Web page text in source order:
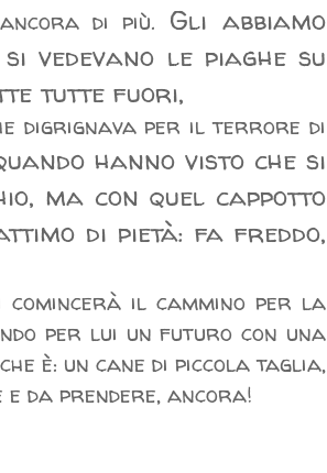
di più. Gli abbiamo
vedevano le piaghe su
tutte fuori,
digrignava per il terrore di
hanno visto che si
ma con quel cappotto
di pietà: fa freddo,
il cammino per la
per lui un futuro con una
è: un cane di piccola taglia,
da prendere, ancora!